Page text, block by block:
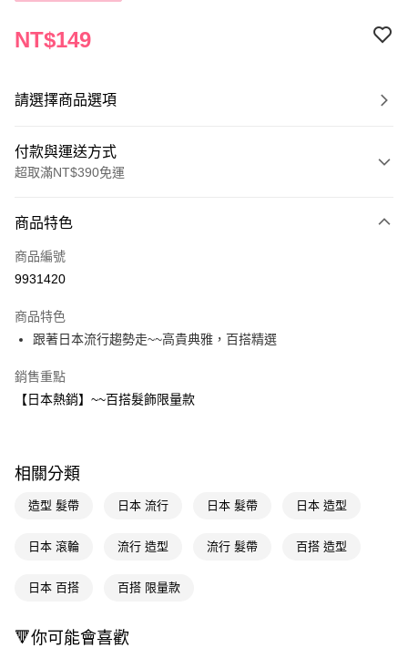
NT$149
請選擇商品選項
付款與運送方式
超取滿NT$390免運
POYA支付
信用卡一次付款
LINE Pay
Apple Pay
街口支付
Google Pay
AFTEE先享後付
【關於「AFTEE先享後付」】
便利好安心！
１．簡單：不需註冊會員、不需綁卡、不需儲值。
３．安心：先確認商品／服務後，再付款。
全家取貨付款
商品特色
商品編號
9931420
商品特色
跟著日本流行趨勢走~~高貴典雅，百搭精選
銷售重點
【日本熱銷】~~百搭髮飾限量款
相關分類
造型 髮帶 日本 流行 日本 髮帶 日本 造型
日本 滾輪 流行 造型 流行 髮帶 百搭 造型
日本 百搭 百搭 限量款
🔻你可能會喜歡